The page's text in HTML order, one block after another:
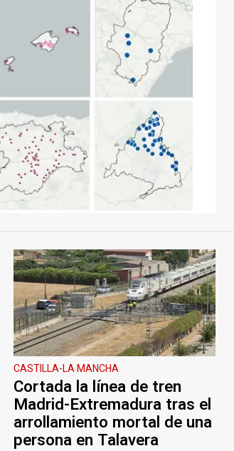
CASTILLA-LA MANCHA
Cortada la línea de tren
Madrid-Extremadura tras el
arrollamiento mortal de una
persona en Talavera